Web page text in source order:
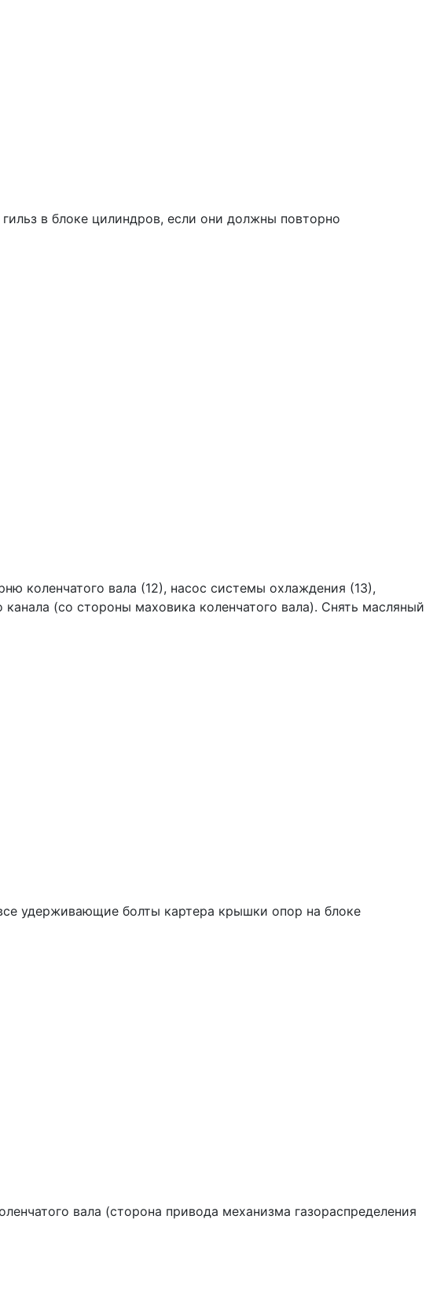
в блоке цилиндров, если они должны повторно
коленчатого вала (12), насос системы охлаждения (13),
(со стороны маховика коленчатого вала). Снять масляный
удерживающие болты кар­тера крышки опор на блоке
вала (сторона привода механизма газораспределения